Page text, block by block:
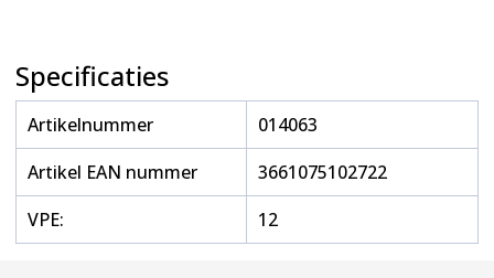
Specificaties
Artikelnummer
014063
Artikel EAN nummer
3661075102722
VPE:
12